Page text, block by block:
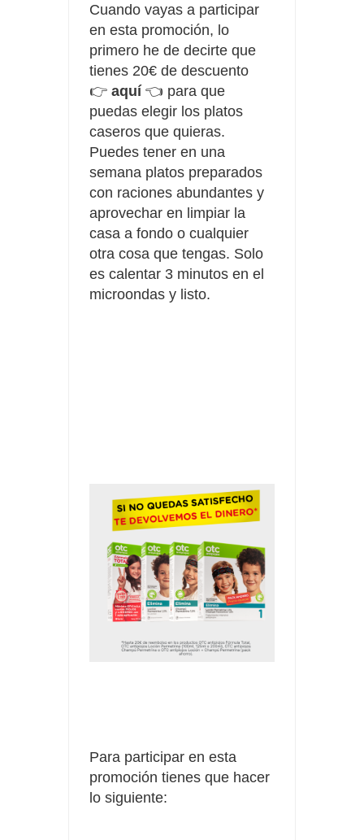
Cuando vayas a participar
en esta promoción, lo
primero he de decirte que
tienes 20€ de descuento
👉 aquí👈 para que
puedas elegir los platos
caseros que quieras.
Puedes tener en una
semana platos preparados
con raciones abundantes y
aprovechar en limpiar la
casa a fondo o cualquier
otra cosa que tengas. Solo
es calentar 3 minutos en el
microondas y listo.
Para participar en esta
promoción tienes que hacer
lo siguiente: